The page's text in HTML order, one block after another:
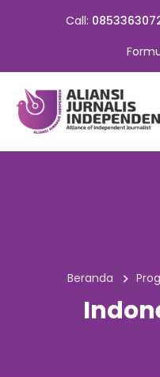
Call:
Beranda